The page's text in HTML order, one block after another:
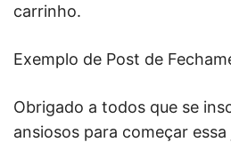
carrinho.
Exemplo de Post de
Obrigado a todos que se
ansiosos para começar